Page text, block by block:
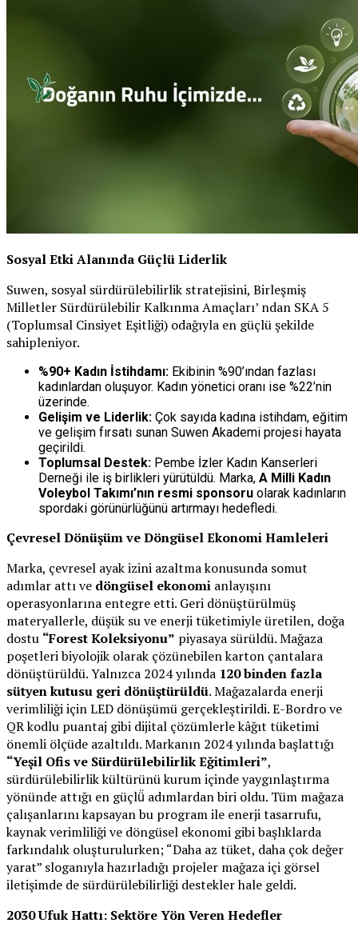
Sosyal Etki Alanında Güçlü Liderlik
Suwen, sosyal sürdürülebilirlik stratejisini, Birleşmiş
Milletler Sürdürülebilir Kalkınma Amaçları’ ndan SKA 5
(Toplumsal Cinsiyet Eşitliği) odağıyla en güçlü şekilde
sahipleniyor.
%90+ Kadın İstihdamı: Ekibinin %90’ından fazlası
kadınlardan oluşuyor. Kadın yönetici oranı ise %22’nin
üzerinde.
Gelişim ve Liderlik: Çok sayıda kadına istihdam, eğitim
ve gelişim fırsatı sunan Suwen Akademi projesi hayata
geçirildi.
Toplumsal Destek: Pembe İzler Kadın Kanserleri
Derneği ile iş birlikleri yürütüldü. Marka, A Milli Kadın
Voleybol Takımı’nın resmi sponsoru olarak kadınların
spordaki görünürlüğünü artırmayı hedefledi.
Çevresel Dönüşüm ve Döngüsel Ekonomi Hamleleri
Marka, çevresel ayak izini azaltma konusunda somut
adımlar attı ve döngüsel ekonomi anlayışını
operasyonlarına entegre etti. Geri dönüştürülmüş
materyallerle, düşük su ve enerji tüketimiyle üretilen, doğa
dostu “Forest Koleksiyonu” piyasaya sürüldü. Mağaza
poşetleri biyolojik olarak çözünebilen karton çantalara
dönüştürüldü. Yalnızca 2024 yılında 120 binden fazla
sütyen kutusu geri dönüştürüldü. Mağazalarda enerji
verimliliği için LED dönüşümü gerçekleştirildi. E-Bordro ve
QR kodlu puantaj gibi dijital çözümlerle kâğıt tüketimi
önemli ölçüde azaltıldı. Markanın 2024 yılında başlattığı
“Yeşil Ofis ve Sürdürülebilirlik Eğitimleri”,
sürdürülebilirlik kültürünü kurum içinde yaygınlaştırma
yönünde attığı en güçlü̈ adımlardan biri oldu. Tüm mağaza
çalışanlarını kapsayan bu program ile enerji tasarrufu,
kaynak verimliliği ve döngüsel ekonomi gibi başlıklarda
farkındalık oluşturulurken; “Daha az tüket, daha çok değer
yarat” sloganıyla hazırladığı projeler mağaza içi görsel
iletişimde de sürdürülebilirliği destekler hale geldi.
2030 Ufuk Hattı: Sektöre Yön Veren Hedefler